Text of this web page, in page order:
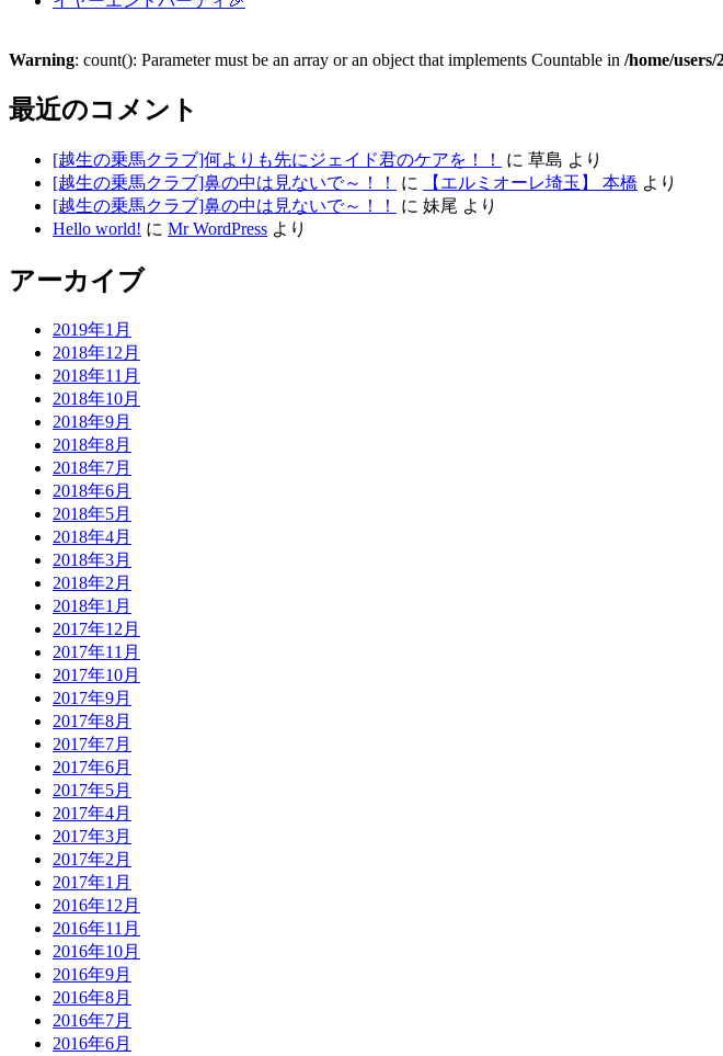
Warning: count(): Parameter must be an array or an object that implements Countable in /home/
最近のコメント
[越生の乗馬クラブ]何よりも先にジェイド君のケアを！！ に 草島 より
[越生の乗馬クラブ]鼻の中は見ないで～！！
に 【エルミオーレ埼玉】 本橋 より
[越生の乗馬クラブ]鼻の中は見ないで～！！
に 妹尾 より
Hello world! に Mr WordPress より
アーカイブ
2019年1月
2018年12月
2018年11月
2018年10月
2018年9月
2018年8月
2018年7月
2018年6月
2018年5月
2018年4月
2018年3月
2018年2月
2018年1月
2017年12月
2017年11月
2017年10月
2017年9月
2017年8月
2017年7月
2017年6月
2017年5月
2017年4月
2017年3月
2017年2月
2017年1月
2016年12月
2016年11月
2016年10月
2016年9月
2016年8月
2016年7月
2016年6月